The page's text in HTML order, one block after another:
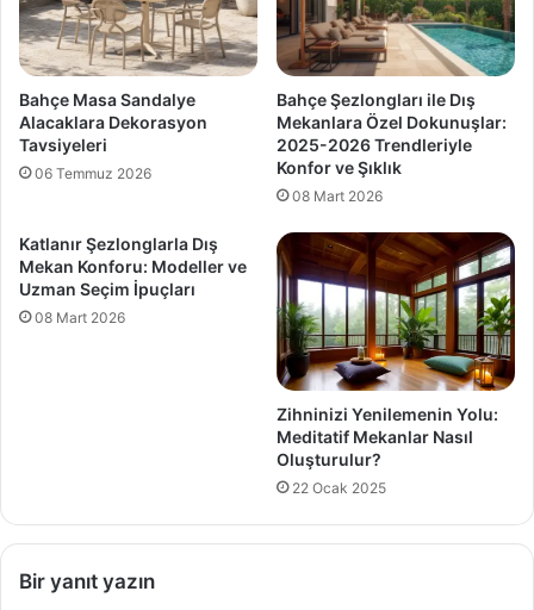
Bahçe Masa Sandalye
Alacaklara Dekorasyon
Tavsiyeleri
06 Temmuz 2026
Bahçe Şezlongları ile Dış
Mekanlara Özel Dokunuşlar:
2025-2026 Trendleriyle
Konfor ve Şıklık
08 Mart 2026
Katlanır Şezlonglarla Dış
Mekan Konforu: Modeller ve
Uzman Seçim İpuçları
08 Mart 2026
Zihninizi Yenilemenin Yolu:
Meditatif Mekanlar Nasıl
Oluşturulur?
22 Ocak 2025
Bir yanıt yazın